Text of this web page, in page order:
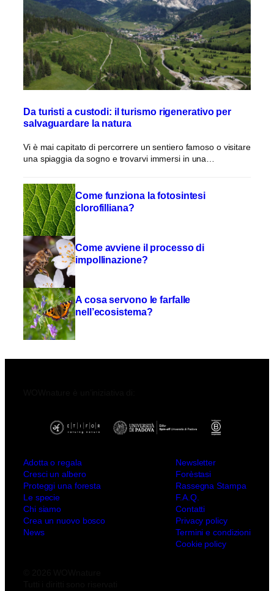
Da turisti a custodi: il turismo rigenerativo per
salvaguardare la natura
Vi è mai capitato di percorrere un sentiero famoso o visitare
una spiaggia da sogno e trovarvi immersi in una…
Come funziona la fotosintesi
clorofilliana?
Come avviene il processo di
impollinazione?
A cosa servono le farfalle
nell’ecosistema?
Adotta o regala
Cresci un albero
Proteggi una foresta
Le specie
Chi siamo
Crea un nuovo bosco
News
Newsletter
Forèstasi
Rassegna Stampa
F.A.Q.
Contatti
Privacy policy
Termini e condizioni
Cookie policy